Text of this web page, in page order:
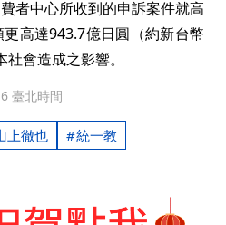
者中心所收到的申訴案件就高
高達943.7億日圓（約新台幣
會造成之影響。
臺北時間
上徹也 統一教